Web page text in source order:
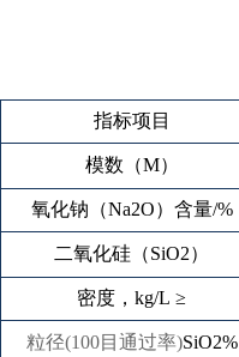
指标项目
模数（M）
氧化钠（Na2O）含量/%
二氧化硅（SiO2）
密度，kg/L ≥
粒径(100目通过率)SiO2%